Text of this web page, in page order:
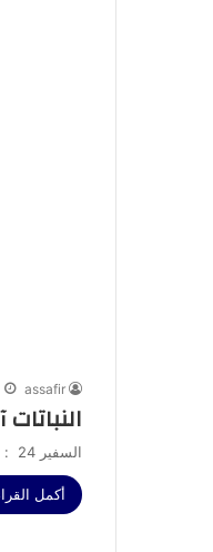
assafir
السفير 24 : حفصة نجمي وجد أول تقييم منهجي للنباتات آكلة اللحوم حول العالم، قام به فريق دولي وقادته “جامعة كيرتن”…
أكمل